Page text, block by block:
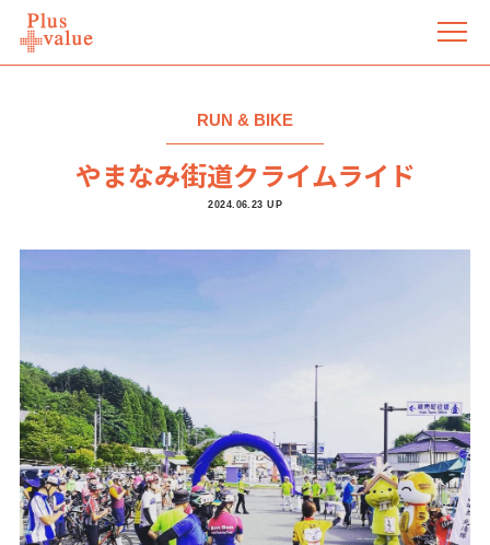
RUN & BIKE
やまなみ街道クライムライド
2024.06.23 UP